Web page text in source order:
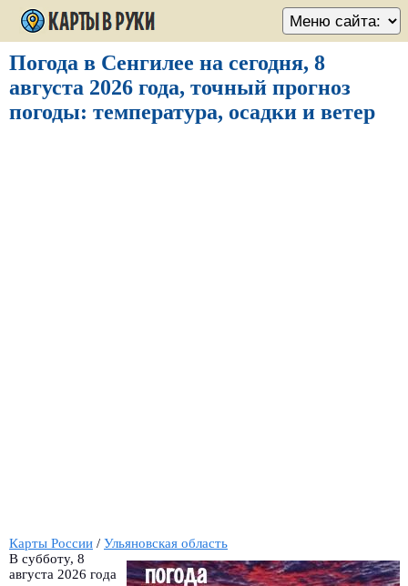
Погода в Сенгилее на сегодня, 8
августа 2026 года, точный прогноз
погоды: температура, осадки и ветер
Карты России / Ульяновская область
В субботу, 8
августа 2026 года